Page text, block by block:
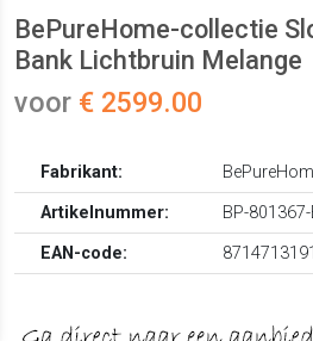
BePureHome-collectie
Bank Lichtbruin Melange
voor € 2599.00
Fabrikant:
Artikelnummer:
BP-801367-
EAN-code: